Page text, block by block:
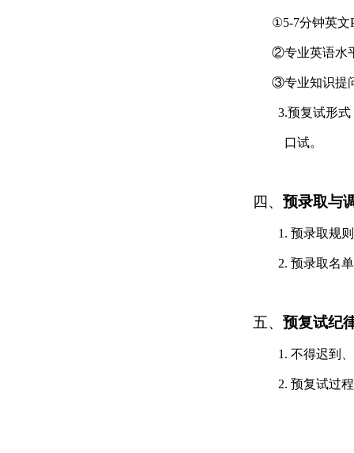
①5-7分钟英文
②专业英语水
③专业知识提
3.预复试形式
口试。
四、 预录取与
1. 预录取规
2. 预录取名
五、 预复试纪
1. 不得迟到
2. 预复试过